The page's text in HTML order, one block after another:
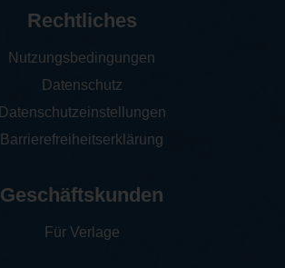
Rechtliches
Nutzungsbedingungen
Datenschutz
Datenschutzeinstellungen
Barrierefreiheitserklärung
Geschäftskunden
Für Verlage